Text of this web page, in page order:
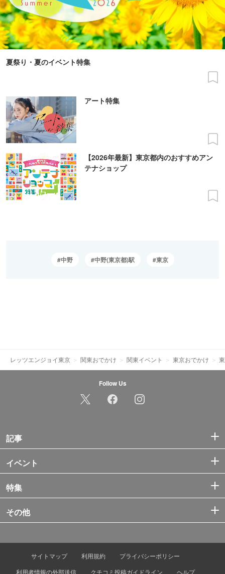
夏祭り・夏のイベント特集
アート特集
【2026年最新】東京都内のおすすめアン
テナショップ
中野 中野(東京都)駅 東京
レッツエンジョイ東京 関東おでかけ 関東イベント 東京おでかけ
Follow Us
記事
イベント
特集
その他
サイトマップ 利用規約
プライバシーポリシー
利用者情報の外部送信
クチコミ投稿ガイドライン ヘルプ